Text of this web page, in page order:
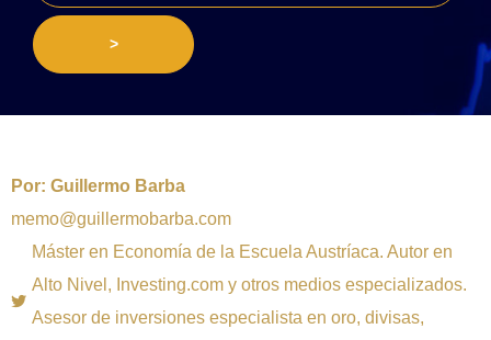
>
Por: Guillermo Barba
memo@guillermobarba.com
Máster en Economía de la Escuela Austríaca. Autor en
Alto Nivel, Investing.com y otros medios especializados.
Asesor de inversiones especialista en oro, divisas,